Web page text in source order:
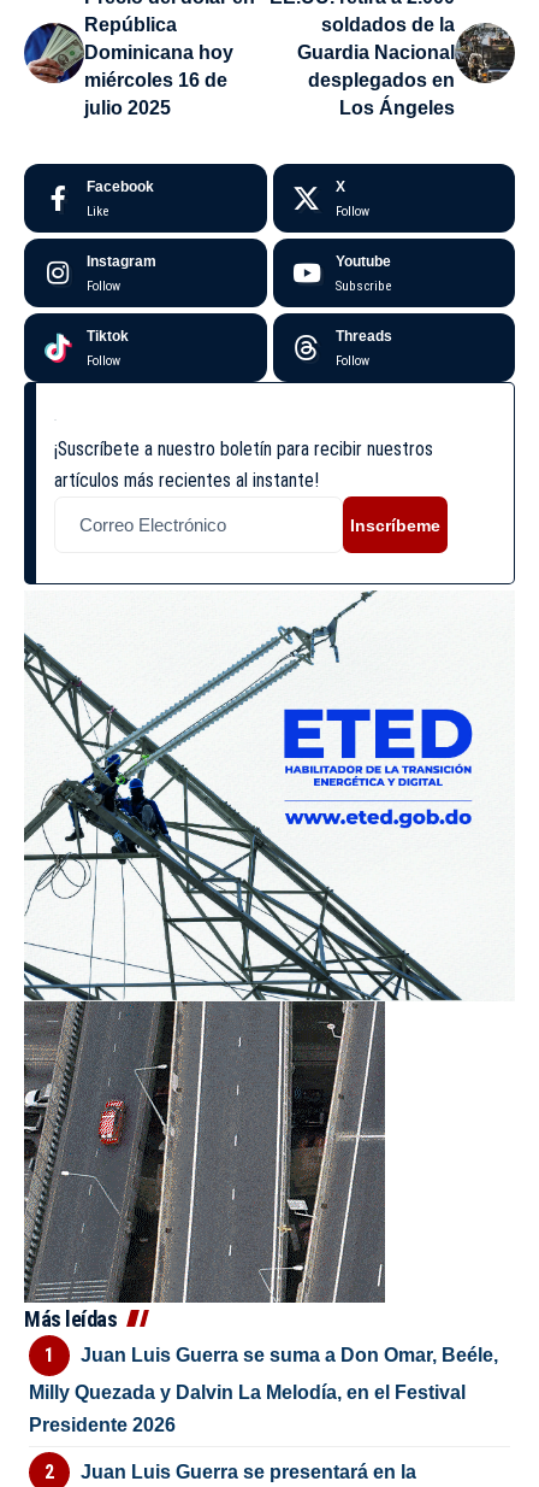
República
Dominicana hoy
miércoles 16 de
julio 2025
soldados de la
Guardia Nacional
desplegados en
Los Ángeles
Facebook
Like
X
Follow
Instagram
Follow
Youtube
Subscribe
Tiktok
Follow
Threads
Follow
¡Suscríbete a nuestro boletín para recibir nuestros
artículos más recientes al instante!
Inscríbeme
Más leídas
Juan Luis Guerra se suma a Don Omar, Beéle,
Milly Quezada y Dalvin La Melodía, en el Festival
Presidente 2026
Juan Luis Guerra se presentará en la